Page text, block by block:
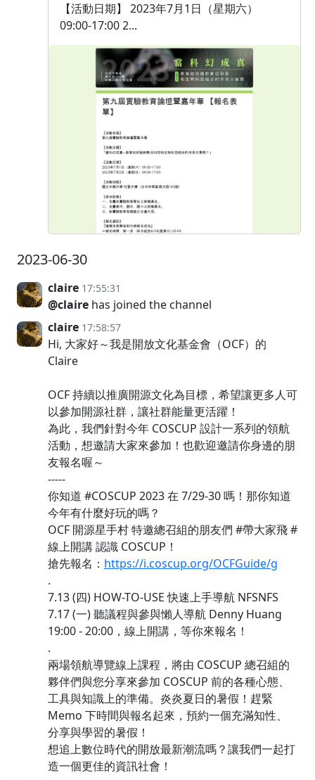
【活動日期】 2023年7月1日（星期六）
09:00-17:00 2...
2023-06-30
claire 17:55:31
@claire has joined the channel
claire 17:58:57
Hi, 大家好～我是開放文化基金會（OCF）的
Claire
OCF 持續以推廣開源文化為目標，希望讓更多人可
以參加開源社群，讓社群能量更活躍！
為此，我們針對今年 COSCUP 設計一系列的領航
活動，想邀請大家來參加！也歡迎邀請你身邊的朋
友報名喔～
-----
你知道 #COSCUP 2023 在 7/29-30 嗎！那你知道
今年有什麼好玩的嗎？
OCF 開源星手村 特邀總召組的朋友們 #帶大家飛 #
線上開講 認識 COSCUP！
搶先報名： https://i.coscup.org/OCFGuide/g
.
7.13 (四) HOW-TO-USE 快速上手導航 NFSNFS
7.17 (一) 聽議程與參與懶人導航 Denny Huang
19:00 - 20:00，線上開講，等你來報名！
.
兩場領航導覽線上課程，將由 COSCUP 總召組的
夥伴們與您分享來參加 COSCUP 前的各種心態、
工具與知識上的準備。炎炎夏日的暑假！趕緊
Memo 下時間與報名起來，預約一個充滿知性、
分享與學習的暑假！
想追上數位時代的開放最新潮流嗎？讓我們一起打
造一個更佳的資訊社會！